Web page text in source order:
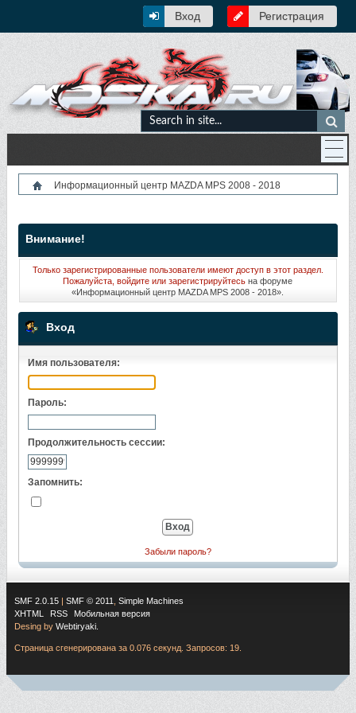
Вход Регистрация
Информационный центр MAZDA MPS 2008 - 2018
Внимание!
Только зарегистрированные пользователи имеют доступ в этот раздел.
Пожалуйста, войдите илизарегистрируйтесь на форуме
«Информационный центр MAZDA MPS 2008 - 2018».
Вход
Имя пользователя:
Пароль:
Продолжительность сессии:
Запомнить:
Забыли пароль?
SMF 2.0.15 SMF © 2011
Simple Machines
XHTML
RSS
Мобильная версия
Desing by Webtiryaki.
Страница сгенерирована за 0.076 секунд. Запросов: 19.